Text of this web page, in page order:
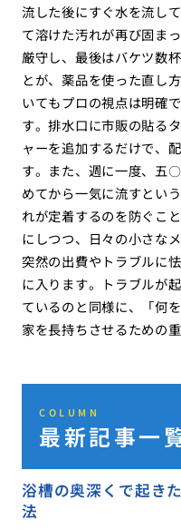
流した後にすぐ水を流し
て溶けた汚れが再び固ま
厳守し、最後はバケツ数
とが、薬品を使った直し
いてもプロの視点は明確
す。排水口に市販の貼る
ャーを追加するだけで、
す。また、週に一度、五
めてから一気に流すとい
れが定着するのを防ぐこ
にしつつ、日々の小さな
突然の出費やトラブルに
に入ります。トラブルが
ているのと同様に、「何
家を長持ちさせるための
COLUMN
最新記事一
浴槽の奥深くで起き
法